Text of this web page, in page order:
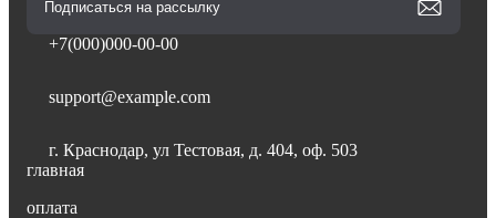
+7(000)000-00-00
support@example.com
г. Краснодар, ул Тестовая, д. 404, оф. 503
главная
оплата